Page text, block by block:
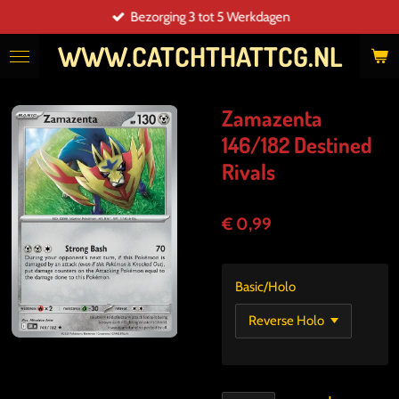
direct
naar
WWW.CATCHTHATTCG.NL
Bezorging 3 tot 5 Werkdagen
Zamazenta
146/182 Destined
Rivals
€ 0,99
Basic/Holo